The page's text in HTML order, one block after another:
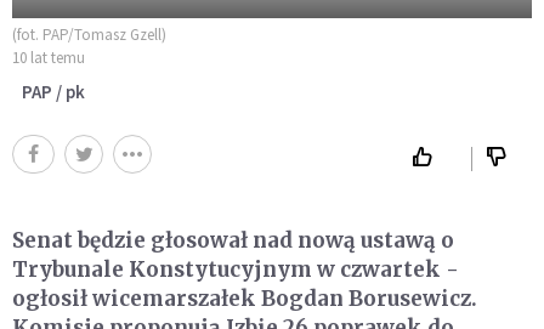
(fot. PAP/Tomasz Gzell)
10 lat temu
PAP / pk
Senat będzie głosował nad nową ustawą o
Trybunale Konstytucyjnym w czwartek -
ogłosił wicemarszałek Bogdan Borusewicz.